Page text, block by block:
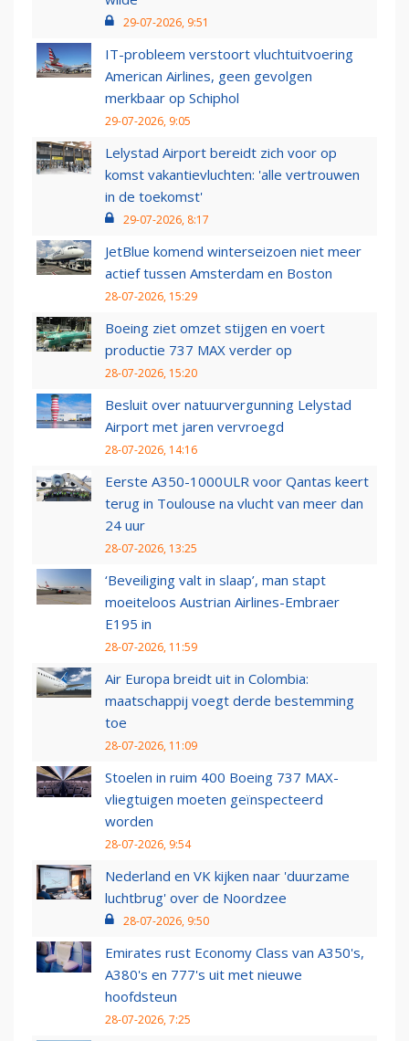
29-07-2026, 9:51
IT-probleem verstoort vluchtuitvoering
American Airlines, geen gevolgen
merkbaar op Schiphol
29-07-2026, 9:05
Lelystad Airport bereidt zich voor op
komst vakantievluchten: 'alle vertrouwen
in de toekomst'
29-07-2026, 8:17
JetBlue komend winterseizoen niet meer
actief tussen Amsterdam en Boston
28-07-2026, 15:29
Boeing ziet omzet stijgen en voert
productie 737 MAX verder op
28-07-2026, 15:20
Besluit over natuurvergunning Lelystad
Airport met jaren vervroegd
28-07-2026, 14:16
Eerste A350-1000ULR voor Qantas keert
terug in Toulouse na vlucht van meer dan
24 uur
28-07-2026, 13:25
‘Beveiliging valt in slaap’, man stapt
moeiteloos Austrian Airlines-Embraer
E195 in
28-07-2026, 11:59
Air Europa breidt uit in Colombia:
maatschappij voegt derde bestemming
toe
28-07-2026, 11:09
Stoelen in ruim 400 Boeing 737 MAX-
vliegtuigen moeten geïnspecteerd
worden
28-07-2026, 9:54
Nederland en VK kijken naar 'duurzame
luchtbrug' over de Noordzee
28-07-2026, 9:50
Emirates rust Economy Class van A350's,
A380's en 777's uit met nieuwe
hoofdsteun
28-07-2026, 7:25